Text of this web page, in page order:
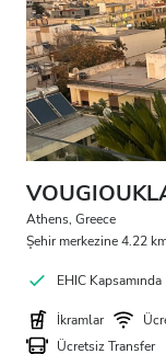
Athens, Greece
Şehir merkezine 4.22
EHIC Kapsamında
İkramlar
Ücretsiz Transfer